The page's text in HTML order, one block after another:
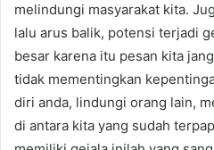
melindungi masyarakat kita.
lalu arus balik, potensi terjadi
besar karena itu pesan kita
tidak mementingkan
diri anda, lindungi orang lain,
di antara kita yang sudah